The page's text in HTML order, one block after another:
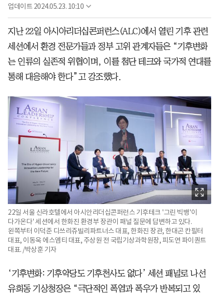
업데이트 2024.05.23. 10:10
지난 22일 아시아리더십콘퍼런스(ALC)에서 열린 기후 관련
세션에서 환경 전문가들과 정부 고위 관계자들은 “기후변화
는 인류의 실존적 위협이며, 이를 첨단 테크와 국가적 연대를
통해 대응해야 한다”고 강조했다.
22일 서울 신라호텔에서 아시안리더십콘퍼런스 기후테크 '그린 빅뱅'이
다가온다' 세션에서 한화진 환경부 장관이 패널 질문에 답변하고 있다.
왼쪽부터 이덕준 디쓰리쥬빌리파트너스 대표, 한화진 장관, 한대곤 칸필터
대표, 이동욱 에스엠티 대표, 주상원 전 국립기상과학원장, 피도연 파이퀀트
대표. /박상훈 기자
‘기후변화: 기후악당도 기후천사도 없다’ 세션 패널로 나선
유희동 기상청장은 “극단적인 폭염과 폭우가 반복되고 있